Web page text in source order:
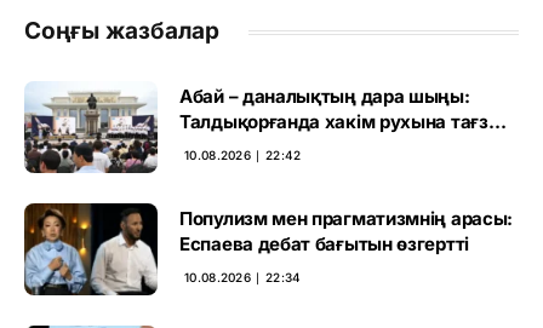
Соңғы жазбалар
Абай – даналықтың дара шыңы:
Талдықорғанда хакім рухына тағзым
етілді
10.08.2026 ∣ 22:42
Популизм мен прагматизмнің арасы:
Еспаева дебат бағытын өзгертті
10.08.2026 ∣ 22:34